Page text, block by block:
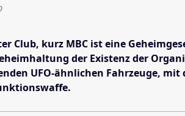
Club, kurz MBC ist eine
der Existenz der
UFO-ähnlichen Fahrzeuge,